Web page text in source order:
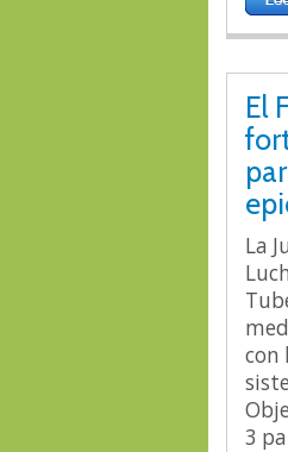
El
La
con
3